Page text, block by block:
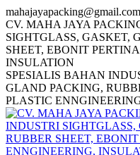
Skip
to
content
Facebook
page
opens
in
new
window
Twitter
page
opens
in
new
window
Instagram
page
opens
in
new
window
mahajayapacking@gmail.com
CV. MAHA JAYA
SIGHTGLASS, GASKET,
SHEET, EBONIT
INSULATION
SPESIALIS BAHAN
GLAND PACKING,
PLASTIC